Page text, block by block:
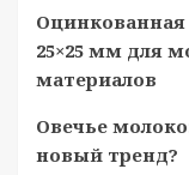
Оцинкованная
25×25 мм для
материалов
Овечье
новый тренд?